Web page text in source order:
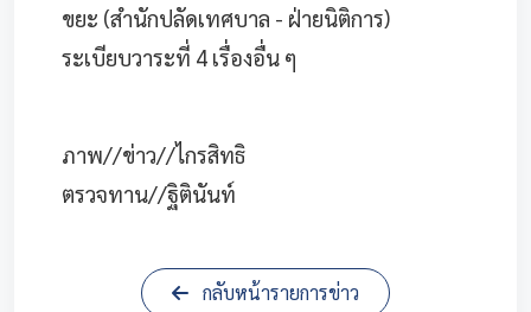
ขยะ (สำนักปลัดเทศบาล - ฝ่ายนิติการ)
ระเบียบวาระที่ 4 เรื่องอื่น ๆ
ภาพ//ข่าว//ไกรสิทธิ
ตรวจทาน//ฐิตินันท์
กลับหน้ารายการข่าว